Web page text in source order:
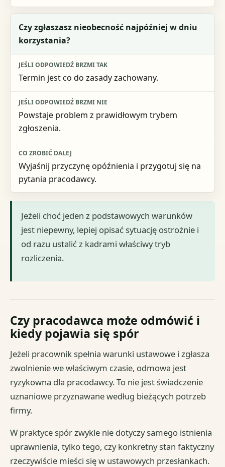
Czy zgłaszasz nieobecność najpóźniej w dniu
korzystania?
Termin jest co do zasady zachowany.
Powstaje problem z prawidłowym trybem
zgłoszenia.
Wyjaśnij przyczynę opóźnienia i przygotuj się na
pytania pracodawcy.
Jeżeli choć jeden z podstawowych warunków
jest niepewny, lepiej opisać sytuację ostrożnie i
od razu ustalić z kadrami właściwy tryb
rozliczenia.
Czy pracodawca może odmówić i
kiedy pojawia się spór
Jeżeli pracownik spełnia warunki ustawowe i zgłasza
zwolnienie we właściwym czasie, odmowa jest
ryzykowna dla pracodawcy. To nie jest świadczenie
uznaniowe przyznawane według bieżących potrzeb
firmy.
W praktyce spór zwykle nie dotyczy samego istnienia
uprawnienia, tylko tego, czy konkretny stan faktyczny
rzeczywiście mieści się w ustawowych przesłankach.